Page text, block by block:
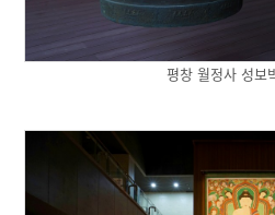
평창 월정사 성보